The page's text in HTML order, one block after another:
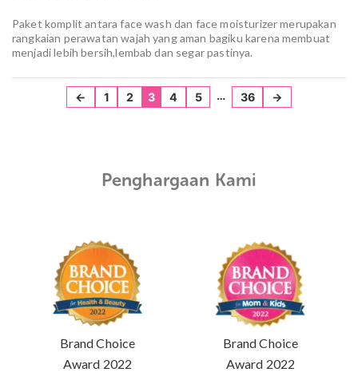
Paket komplit antara face wash dan face moisturizer merupakan
rangkaian perawatan wajah yang aman bagiku karena membuat
menjadi lebih bersih,lembab dan segar pastinya.
← 1 2 3 4 5 … 36 →
Penghargaan Kami
Brand Choice
Award 2022
Brand Choice
Award 2022